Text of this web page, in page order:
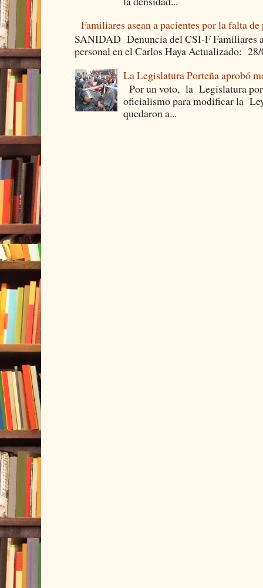
Familiares asean a pacientes por la falta
SANIDAD Denuncia del CSI-F Familiares
personal en el Carlos Haya Actualizado:
La Legislatura Porteña aprobó
Por un voto, la Legislatura
oficialismo para modificar la
quedaron a...